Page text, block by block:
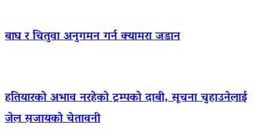
बाघ र चितुवा अनुगमन गर्न क्यामरा जडान
हतियारको अभाव नरहेको ट्रम्पको दाबी, सूचना चुहाउनेलाई
जेल सजायको चेतावनी